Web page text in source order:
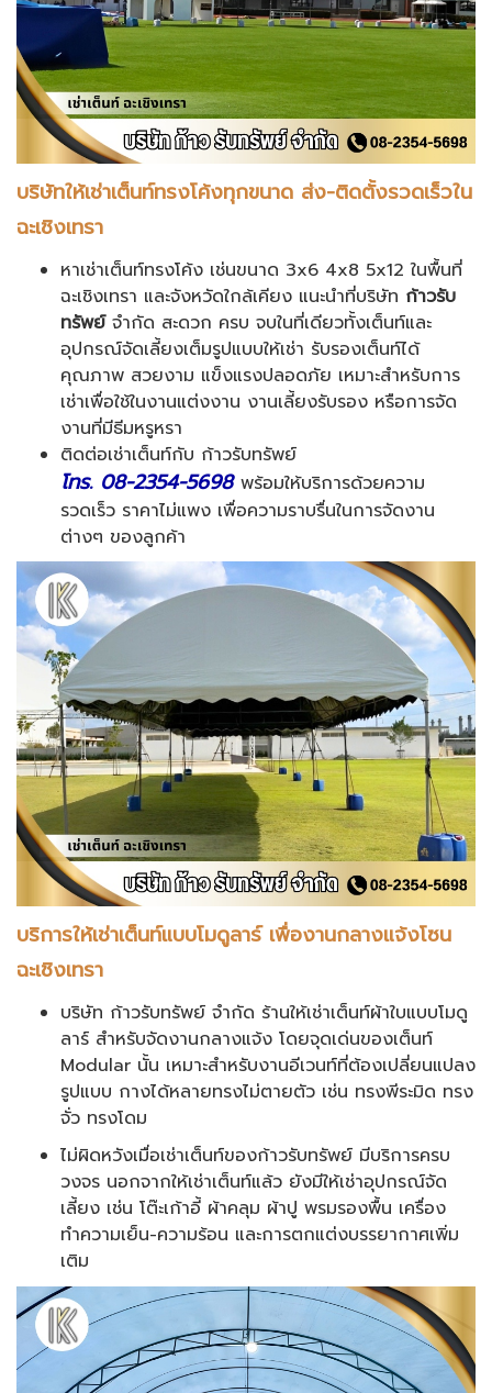
บริษัทให้เช่าเต็นท์ทรงโค้งทุกขนาด ส่ง-ติดตั้งรวดเร็วใน
ฉะเชิงเทรา
หาเช่าเต็นท์ทรงโค้ง เช่นขนาด 3x6 4x8 5x12 ในพื้นที่
ฉะเชิงเทรา และจังหวัดใกล้เคียง แนะนำที่บริษัท ก้าวรับ
ทรัพย์จำกัด สะดวก ครบ จบในที่เดียวทั้งเต็นท์และ
อุปกรณ์จัดเลี้ยงเต็มรูปแบบให้เช่า รับรองเต็นท์ได้
คุณภาพ สวยงาม แข็งแรงปลอดภัย เหมาะสำหรับการ
เช่าเพื่อใช้ในงานแต่งงาน งานเลี้ยงรับรอง หรือการจัด
งานที่มีธีมหรูหรา
ติดต่อเช่าเต็นท์กับ ก้าวรับทรัพย์
โทร. 08-2354-5698 พร้อมให้บริการด้วยความ
รวดเร็ว ราคาไม่แพง เพื่อความราบรื่นในการจัดงาน
ต่างๆ ของลูกค้า
บริการให้เช่าเต็นท์แบบโมดูลาร์ เพื่องานกลางแจ้งโซน
ฉะเชิงเทรา
บริษัท ก้าวรับทรัพย์ จำกัด ร้านให้เช่าเต็นท์ผ้าใบแบบโมดู
ลาร์ สำหรับจัดงานกลางแจ้ง โดยจุดเด่นของเต็นท์
Modular นั้น เหมาะสำหรับงานอีเวนท์ที่ต้องเปลี่ยนแปลง
รูปแบบ กางได้หลายทรงไม่ตายตัว เช่น ทรงพีระมิด ทรง
จั่ว ทรงโดม
ไม่ผิดหวังเมื่อเช่าเต็นท์ของก้าวรับทรัพย์ มีบริการครบ
วงจร นอกจากให้เช่าเต็นท์แล้ว ยังมีให้เช่าอุปกรณ์จัด
เลี้ยง เช่น โต๊ะเก้าอี้ ผ้าคลุม ผ้าปู พรมรองพื้น เครื่อง
ทำความเย็น-ความร้อน และการตกแต่งบรรยากาศเพิ่ม
เติม